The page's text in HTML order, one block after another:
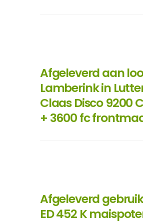
Afgeleverd aan
Lamberink in
Claas Disco 9200
+ 3600 fc
Afgeleverd
ED 452 K